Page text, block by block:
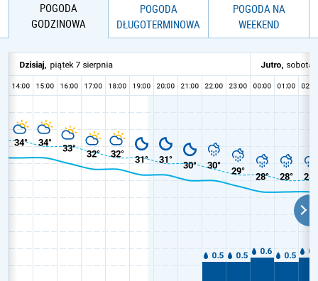
POGODA
GODZINOWA
POGODA
DŁUGOTERMINOWA
POGODA NA
WEEKEND